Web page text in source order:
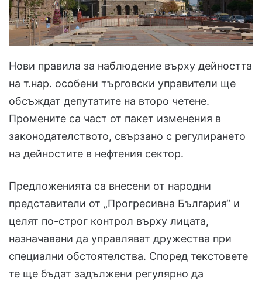
Нови правила за наблюдение върху дейността
на т.нар. особени търговски управители ще
обсъждат депутатите на второ четене.
Промените са част от пакет изменения в
законодателството, свързано с регулирането
на дейностите в нефтения сектор.
Предложенията са внесени от народни
представители от „Прогресивна България“ и
целят по-строг контрол върху лицата,
назначавани да управляват дружества при
специални обстоятелства. Според текстовете
те ще бъдат задължени регулярно да